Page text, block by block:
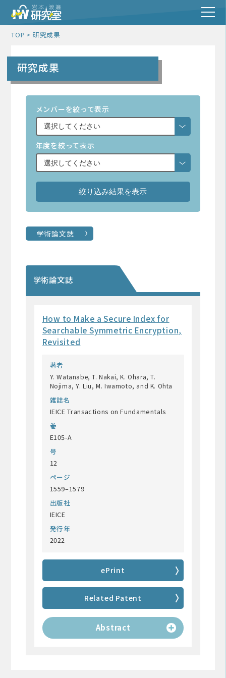
TOP 研究成果
研究成果
メンバーを絞って表示
年度を絞って表示
学術論文誌
学術論文誌
How to Make a Secure Index for
Searchable Symmetric Encryption,
Revisited
著者
Y. Watanabe, T. Nakai, K. Ohara, T.
Nojima, Y. Liu, M. Iwamoto, and K. Ohta
雑誌名
IEICE Transactions on Fundamentals
巻
E105-A
号
12
ページ
1559–1579
出版社
IEICE
発行年
2022
ePrint
Related Patent
Abstract